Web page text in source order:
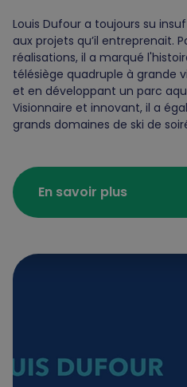
Louis Dufour a toujours su
aux projets qu’il entreprenait.
réalisations, il a marqué
télésiège quadruple à grande
et en développant un parc
Visionnaire et innovant, il a
grands domaines de ski de
En savoir plus